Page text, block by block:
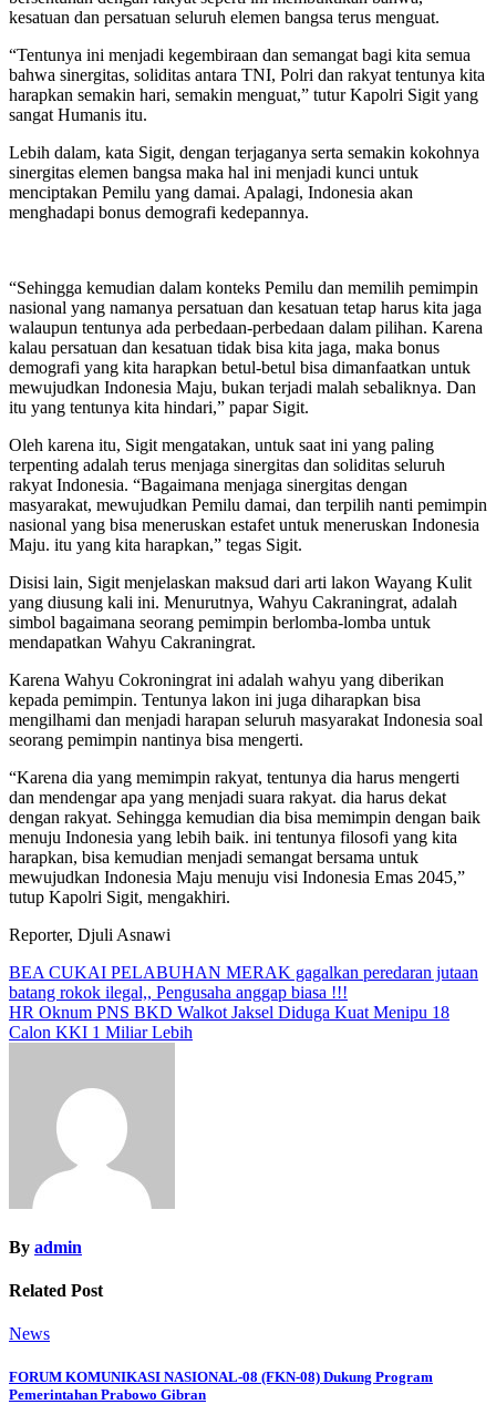
kesatuan dan persatuan seluruh elemen bangsa terus menguat.
“Tentunya ini menjadi kegembiraan dan semangat bagi kita semua
bahwa sinergitas, soliditas antara TNI, Polri dan rakyat tentunya kita
harapkan semakin hari, semakin menguat,” tutur Kapolri Sigit yang
sangat Humanis itu.
Lebih dalam, kata Sigit, dengan terjaganya serta semakin kokohnya
sinergitas elemen bangsa maka hal ini menjadi kunci untuk
menciptakan Pemilu yang damai. Apalagi, Indonesia akan
menghadapi bonus demografi kedepannya.
“Sehingga kemudian dalam konteks Pemilu dan memilih pemimpin
nasional yang namanya persatuan dan kesatuan tetap harus kita jaga
walaupun tentunya ada perbedaan-perbedaan dalam pilihan. Karena
kalau persatuan dan kesatuan tidak bisa kita jaga, maka bonus
demografi yang kita harapkan betul-betul bisa dimanfaatkan untuk
mewujudkan Indonesia Maju, bukan terjadi malah sebaliknya. Dan
itu yang tentunya kita hindari,” papar Sigit.
Oleh karena itu, Sigit mengatakan, untuk saat ini yang paling
terpenting adalah terus menjaga sinergitas dan soliditas seluruh
rakyat Indonesia. “Bagaimana menjaga sinergitas dengan
masyarakat, mewujudkan Pemilu damai, dan terpilih nanti pemimpin
nasional yang bisa meneruskan estafet untuk meneruskan Indonesia
Maju. itu yang kita harapkan,” tegas Sigit.
Disisi lain, Sigit menjelaskan maksud dari arti lakon Wayang Kulit
yang diusung kali ini. Menurutnya, Wahyu Cakraningrat, adalah
simbol bagaimana seorang pemimpin berlomba-lomba untuk
mendapatkan Wahyu Cakraningrat.
Karena Wahyu Cokroningrat ini adalah wahyu yang diberikan
kepada pemimpin. Tentunya lakon ini juga diharapkan bisa
mengilhami dan menjadi harapan seluruh masyarakat Indonesia soal
seorang pemimpin nantinya bisa mengerti.
“Karena dia yang memimpin rakyat, tentunya dia harus mengerti
dan mendengar apa yang menjadi suara rakyat. dia harus dekat
dengan rakyat. Sehingga kemudian dia bisa memimpin dengan baik
menuju Indonesia yang lebih baik. ini tentunya filosofi yang kita
harapkan, bisa kemudian menjadi semangat bersama untuk
mewujudkan Indonesia Maju menuju visi Indonesia Emas 2045,”
tutup Kapolri Sigit, mengakhiri.
Reporter, Djuli Asnawi
Navigasi
pos
BEA CUKAI PELABUHAN MERAK gagalkan peredaran jutaan
batang rokok ilegal,, Pengusaha anggap biasa !!!
HR Oknum PNS BKD Walkot Jaksel Diduga Kuat Menipu 18
Calon KKI 1 Miliar Lebih
By admin
Related Post
News
FORUM KOMUNIKASI NASIONAL-08 (FKN-08) Dukung Program
Pemerintahan Prabowo Gibran